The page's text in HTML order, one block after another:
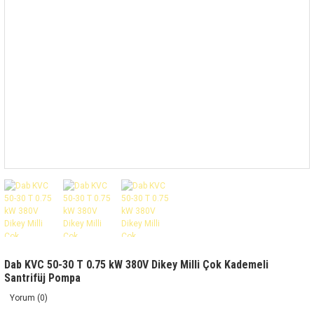
Dab KVC 50-30 T 0.75 kW 380V Dikey Milli Çok Kademeli
Santrifüj Pompa
Yorum (0)